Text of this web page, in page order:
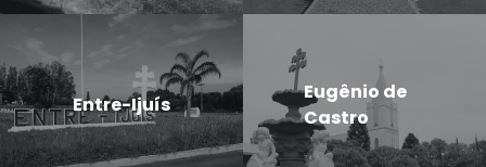
Entre-Ijuís
Eugênio de
Castro